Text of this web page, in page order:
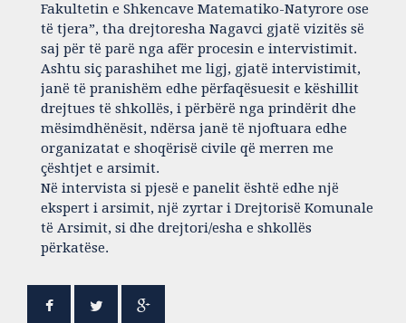
Fakultetin e Shkencave Matematiko-Natyrore ose
të tjera”, tha drejtoresha Nagavci gjatë vizitës së
saj për të parë nga afër procesin e intervistimit.
Ashtu siç parashihet me ligj, gjatë intervistimit,
janë të pranishëm edhe përfaqësuesit e këshillit
drejtues të shkollës, i përbërë nga prindërit dhe
mësimdhënësit, ndërsa janë të njoftuara edhe
organizatat e shoqërisë civile që merren me
çështjet e arsimit.
Në intervista si pjesë e panelit është edhe një
ekspert i arsimit, një zyrtar i Drejtorisë Komunale
të Arsimit, si dhe drejtori/esha e shkollës
përkatëse.